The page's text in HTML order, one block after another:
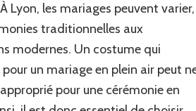
à
Éviter
lors
de
l’Achat
d’un
Costume
Lyon, les mariages peuvent varier,
traditionnelles aux
modernes. Un costume qui
un mariage en plein air peut
pour une cérémonie en